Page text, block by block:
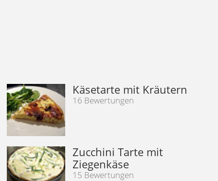
Käsetarte mit Kräutern
16 Bewertungen
Zucchini Tarte mit
Ziegenkäse
15 Bewertungen